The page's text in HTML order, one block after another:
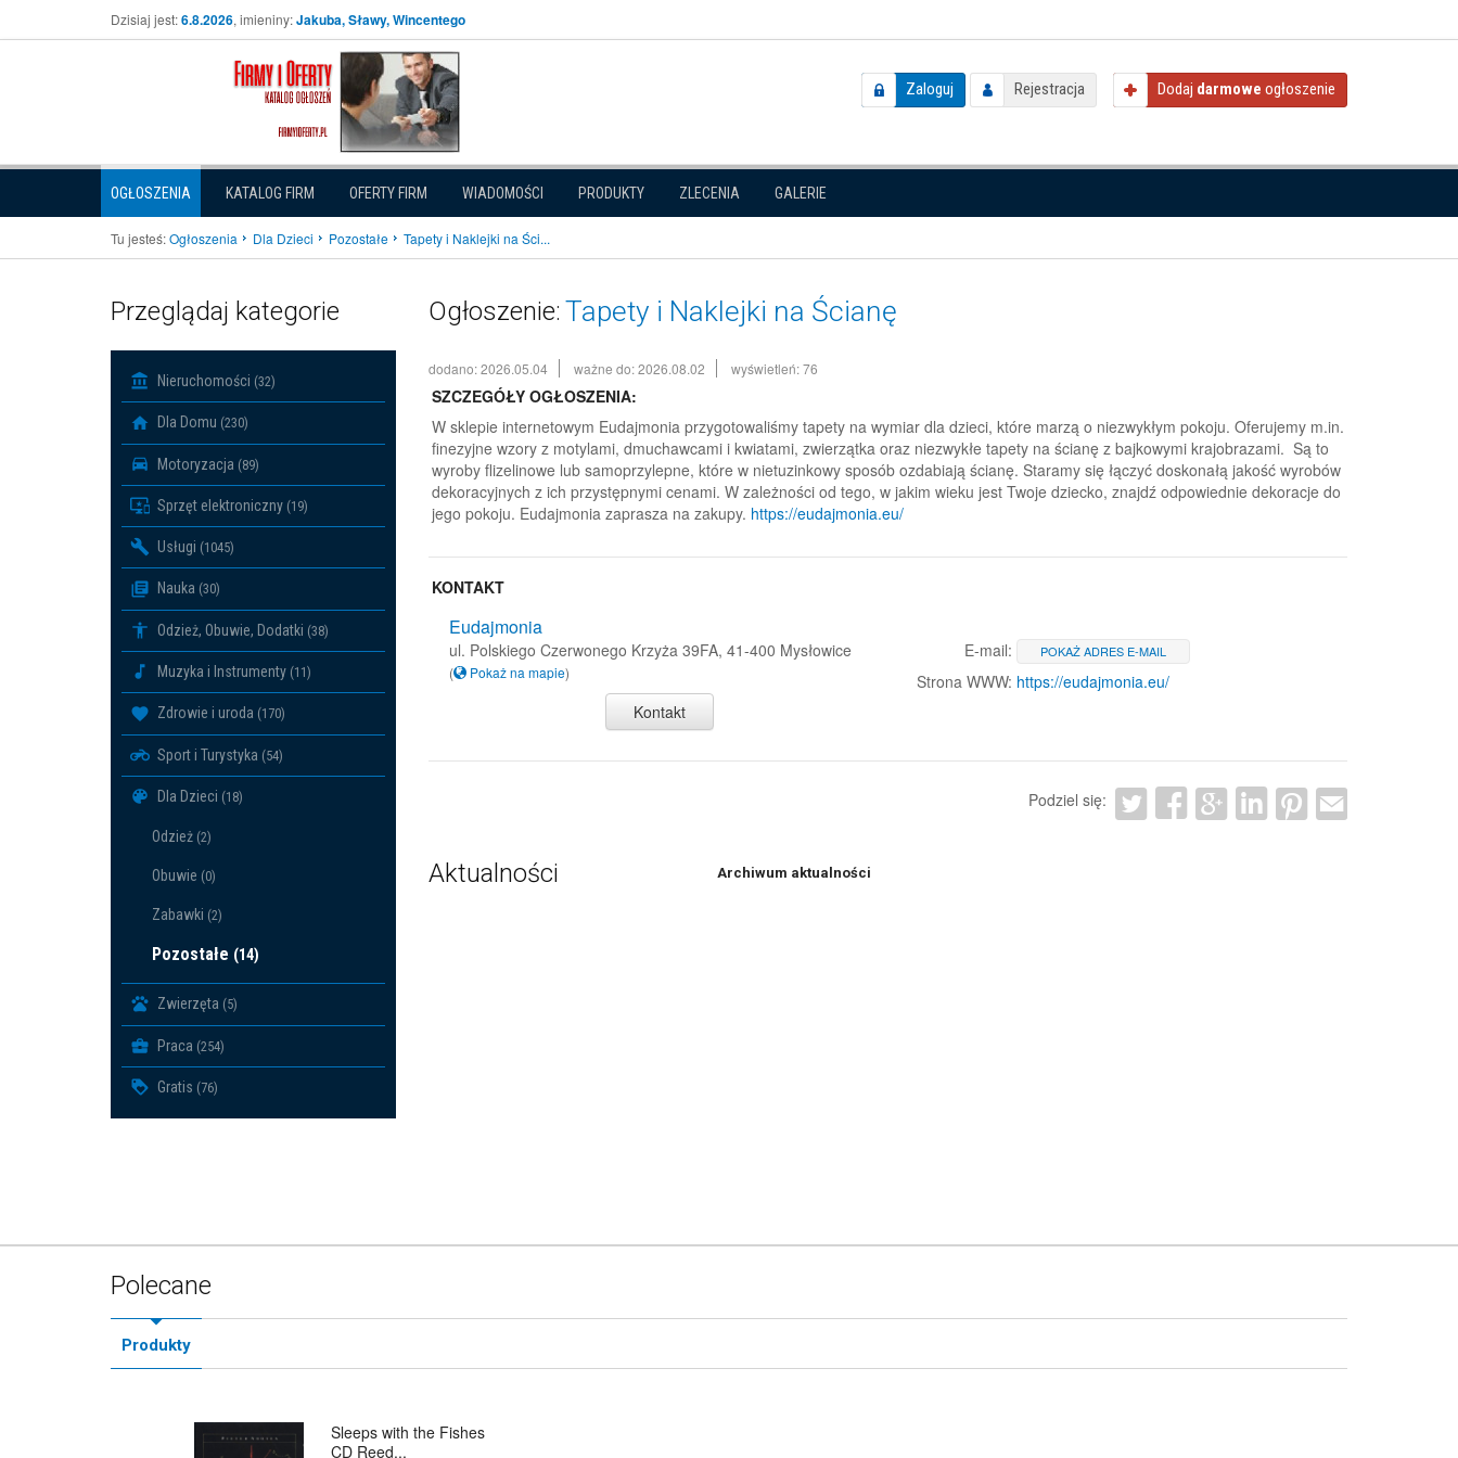
Dzisiaj jest:6.8.2026, imieniny:Jakuba, Sławy, Wincentego
Zaloguj Rejestracja Dodaj darmowe ogłoszenie
OGŁOSZENIA KATALOG FIRM OFERTY FIRM WIADOMOŚCI PRODUKTY ZLECENIA GALERIE
Tu jesteś:Ogłoszenia Dla Dzieci Pozostałe Tapety i Naklejki na Ści...
Przeglądaj kategorie
Nieruchomości (32)
Dla Domu (230)
Motoryzacja (89)
Sprzęt elektroniczny (19)
Usługi (1045)
Nauka (30)
Odzież, Obuwie, Dodatki (38)
Muzyka i Instrumenty (11)
Zdrowie i uroda (170)
Sport i Turystyka (54)
Dla Dzieci (18)
Odzież (2)
Obuwie (0)
Zabawki (2)
Pozostałe (14)
Zwierzęta (5)
Praca (254)
Gratis (76)
Ogłoszenie: Tapety i Naklejki na Ścianę
dodano: 2026.05.04 ważne do: 2026.08.02 wyświetleń: 76
SZCZEGÓŁY OGŁOSZENIA:
W sklepie internetowym Eudajmonia przygotowaliśmy tapety na wymiar dla dzieci, które marzą o niezwykłym pokoju. Oferujemy m.in.
finezyjne wzory z motylami, dmuchawcami i kwiatami, zwierzątka oraz niezwykłe tapety na ścianę z bajkowymi krajobrazami. Są to
wyroby flizelinowe lub samoprzylepne, które w nietuzinkowy sposób ozdabiają ścianę. Staramy się łączyć doskonałą jakość wyrobów
dekoracyjnych z ich przystępnymi cenami. W zależności od tego, w jakim wieku jest Twoje dziecko, znajdź odpowiednie dekoracje do
jego pokoju. Eudajmonia zaprasza na zakupy. https://eudajmonia.eu/
KONTAKT
Eudajmonia
ul. Polskiego Czerwonego Krzyża 39FA, 41-400 Mysłowice
( Pokaż na mapie)
Kontakt
E-mail: POKAŻ ADRES E-MAIL
Strona WWW: https://eudajmonia.eu/
Podziel się:
Aktualności Archiwum aktualności
Polecane
Produkty
Sleeps with the Fishes
CD Reed...